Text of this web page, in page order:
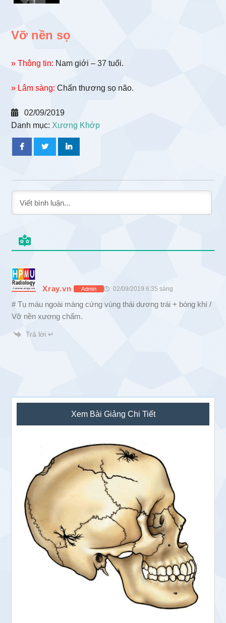
Vỡ nền sọ
» Thông tin: Nam giới – 37 tuổi.
» Lâm sàng: Chấn thương sọ não.
02/09/2019
Danh mục: Xương Khớp
Xray.vn Admin 02/09/2019 6:35 sáng
# Tụ máu ngoài màng cứng vùng thái dương trái + bóng khí /
Vỡ nền xương chẩm.
Trả lời ↵
Sidebar
chính
Xem Bài Giảng Chi Tiết